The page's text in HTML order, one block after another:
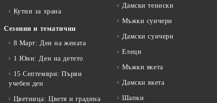
Кутии за храна
Сезонни и тематични
8 Март: Ден на жената
1 Юни: Ден на детето
15 Септември: Първи
учебен ден
Цветница: Цветя и градина
Дамски тениски
Мъжки суичери
Дамски суичери
Елеци
Мъжки якета
Дамски якета
Шапки